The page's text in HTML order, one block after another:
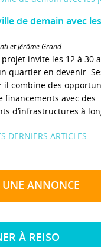
de demain avec
et Jérôme Grand
invite les 12 à 30
quartier en devenir.
il combine des
financements avec des
d’infrastructures à
DERNIERS ARTICLES
UNE ANNONCE
À REISO